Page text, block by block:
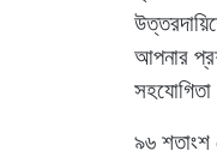
আপনার
সহযোগিতা
৯৬ শতাংশ